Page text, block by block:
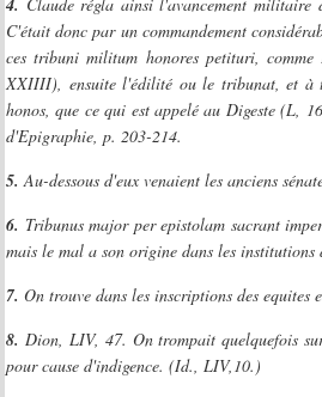
4.
C'était donc par un commandement
ces tribuni militum honores petituri,
XXIIII), ensuite l'édilité ou le tribunat, et à
honos, que ce qui est appelé au Digeste (L,
d'Epigraphie, p. 203-214.
5. Au-dessous d'eux venaient les anciens
6. Tribunus major per epistolam sacrant
mais le mal a son origine dans les
7. On trouve dans les inscriptions des
8. Dion, LIV, 47. On trompait quelquefois
pour cause d'indigence. (Id., LIV,10.)